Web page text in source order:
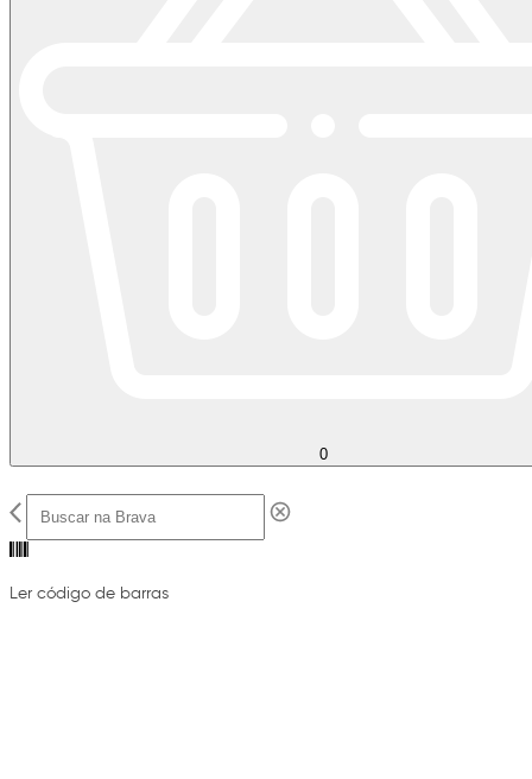
0
Ler código de barras